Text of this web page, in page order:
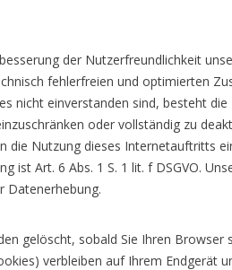
der Nutzerfreundlichkeit
fehlerfreien und optimierten
nicht einverstanden sind, besteht
oder vollständig zu
die Nutzung dieses Internetauftritts
ist Art. 6 Abs. 1 S. 1 lit. f DSGVO.
Datenerhebung.
gelöscht, sobald Sie Ihren Browser
verbleiben auf Ihrem Endgerät